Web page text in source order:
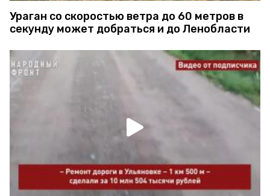
Ураган со скоростью ветра до 60 метров в
секунду может добраться и до Ленобласти